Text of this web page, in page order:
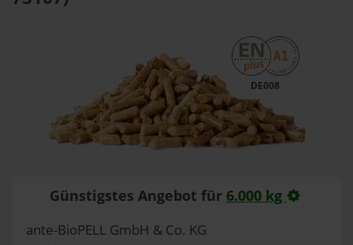
DE008
Günstigstes Angebot für 6.000 kg
ante-BioPELL GmbH & Co. KG